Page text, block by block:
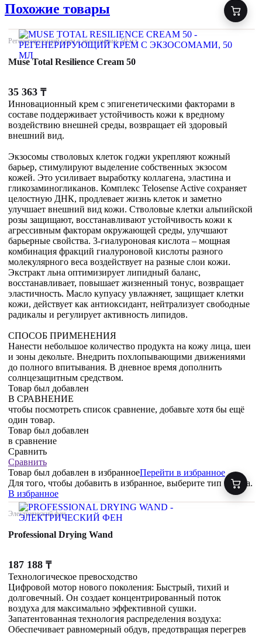
Похожие товары
Регенерирующий крем с экзосомами, 50 мл
Muse Total Resilience Cream 50
35 363 ₸
Инновационный крем с эпигенетическими факторами в
составе поддерживает устойчивость кожи к вредному
воздействию внешней среды, возвращает ей здоровый
внешний вид.
Экзосомы стволовых клеток годжи укрепляют кожный
барьер, стимулируют выделение собственных экзосом
кожей. Это усиливает выработку коллагена, эластина и
гликозаминогликанов. Комплекс Telosense Active сохраняет
целостную ДНК, продлевает жизнь клеток и заметно
улучшает внешний вид кожи. Стволовые клетки альпийской
розы защищают, восстанавливают устойчивость кожи к
агрессивным факторам окружающей среды, улучшают
барьерные свойства. 3-гиалуроновая кислота – мощная
комбинация фракций гиалуроновой кислоты разного
молекулярного веса воздействует на разные слои кожи.
Экстракт льна оптимизирует липидный баланс,
восстанавливает, повышает жизненный тонус, возвращает
эластичность. Масло купуасу увлажняет, защищает клетки
кожи, действует как антиоксидант, нейтрализует свободные
радикалы и регулирует активность липидов.
СПОСОБ ПРИМЕНЕНИЯ
Нанести небольшое количество продукта на кожу лица, шеи
и зоны декольте. Внедрить похлопывающими движениями
до полного впитывания. В дневное время дополнить
солнцезащитным средством.
Товар был добавлен
В СРАВНЕНИЕ
чтобы посмотреть список сравнение, добавьте хотя бы ещё
один товар.
Товар был добавлен
в сравнение
Сравнить
Сравнить
Товар был добавлен в избранноеПерейти в избранное
Для того, чтобы добавить в избранное, выберите тип товара.
В избранное
Электрический фен
Professional Drying Wand
187 188 ₸
Технологическое превосходство
Цифровой мотор нового поколения: Быстрый, тихий и
долговечный. Он создает концентрированный поток
воздуха для максимально эффективной сушки.
Запатентованная технология распределения воздуха:
Обеспечивает равномерный обдув, предотвращая перегрев